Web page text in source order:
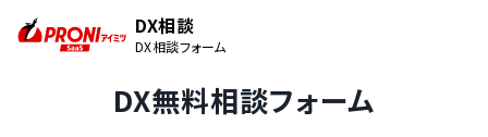
DX相談
DX相談フォーム
DX無料相談フォーム